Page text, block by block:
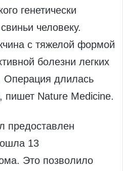
генетически
человеку.
с тяжелой формой
болезни легких
длилась
пишет Nature Medicine.
предоставлен
13
Это позволило